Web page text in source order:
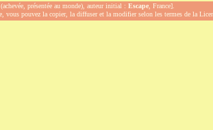
présentée au monde), auteur initial :Escape, France].
vous pouvez la copier, la diffuser et la modifier selon les termes de la